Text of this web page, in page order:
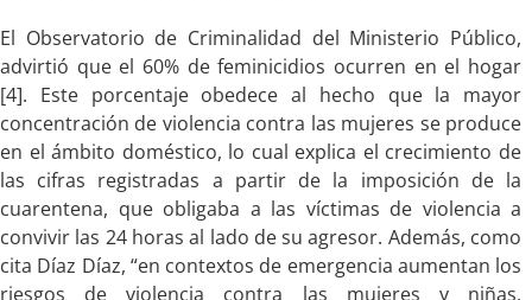
El Observatorio de Criminalidad del Ministerio Público,
advirtió que el 60% de feminicidios ocurren en el hogar
[4]. Este porcentaje obedece al hecho que la mayor
concentración de violencia contra las mujeres se produce
en el ámbito doméstico, lo cual explica el crecimiento de
las cifras registradas a partir de la imposición de la
cuarentena, que obligaba a las víctimas de violencia a
convivir las 24 horas al lado de su agresor. Además, como
cita Díaz Díaz, “en contextos de emergencia aumentan los
riesgos de violencia contra las mujeres y niñas,